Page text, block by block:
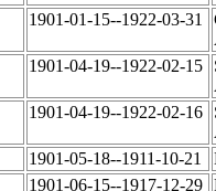
1901-01-15--1922-03-31
1901-04-19--1922-02-15
1901-04-19--1922-02-16
1901-05-18--1911-10-21
1901-06-15--1917-12-29